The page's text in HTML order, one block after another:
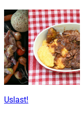
Uslast!